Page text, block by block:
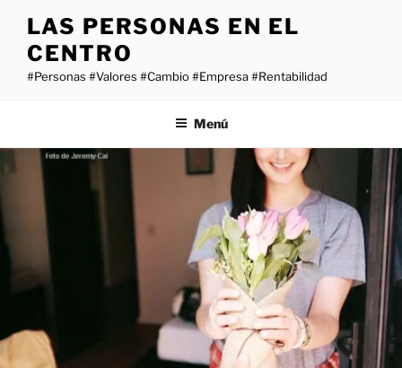
contenido
LAS PERSONAS EN EL
CENTRO
#Personas #Valores #Cambio #Empresa #Rentabilidad
Menú